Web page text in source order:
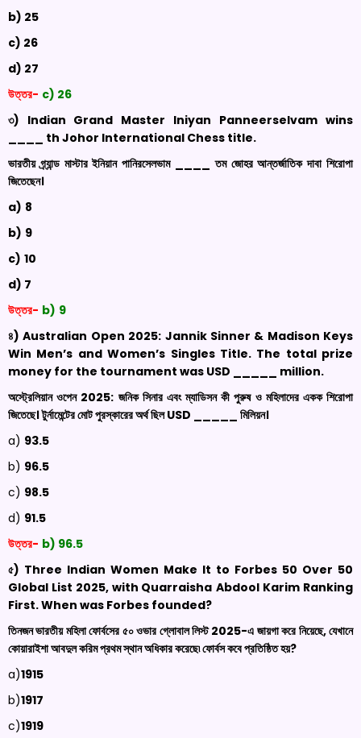
b) 25
c) 26
d) 27
উত্তর- c) 26
৩) Indian Grand Master Iniyan Panneerselvam wins
th Johor International Chess title.
ভারতীয় গ্র্যান্ড মাস্টার ইনিয়ান পানিরসেলভাম ____ তম জোহর আন্তর্জাতিক দাবা শিরোপা
জিতেছেন।
a) 8
b) 9
c) 10
d) 7
উত্তর- b) 9
৪)Australian Open 2025: JannikSinner & Madison Keys
Win Men’s and Women’s Singles Title. The total prize
money for the tournament was USD _____ million.
অস্ট্রেলিয়ান ওপেন 2025: জনিক সিনার এবং ম্যাডিসন কী পুরুষ ও মহিলাদের একক শিরোপা
জিতেছে। টুর্নামেন্টের মোট পুরস্কারের অর্থ ছিলUSD _____ মিলিয়ন।
a) 93.5
b) 96.5
c) 98.5
d) 91.5
উত্তর- b) 96.5
৫) Three Indian Women Make It to Forbes 50 Over 50
Global List 2025, with Quarraisha Abdool Karim Ranking
First. When was Forbes founded?
তিনজন ভারতীয় মহিলা ফোর্বসের ৫০ ওভার গ্লোবাল লিস্ট 2025-এ জায়গা করে নিয়েছে, যেখানে
কোয়ারাইশা আবদুল করিম প্রথম স্থান অধিকার করেছে৷ ফোর্বস কবে প্রতিষ্ঠিত হয়?
a)1915
b)1917
c)1919